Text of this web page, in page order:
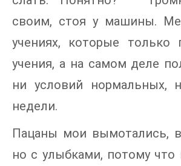
своим, стоя у машины.
учениях, которые только
учения, а на самом деле
ни условий нормальных,
недели.
Пацаны мои вымотались,
но с улыбками, потому